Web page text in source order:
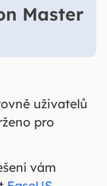
Master
uživatelů
pro
vám